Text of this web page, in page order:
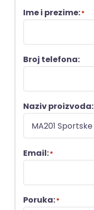
Ime i prezime:*
Broj telefona:
Naziv proizvoda:
Email:*
Poruka:*